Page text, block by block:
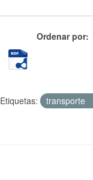
Ordenar por
Etiquetas: transporte